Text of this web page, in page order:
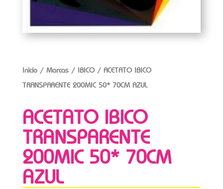
Inicio/ Marcas/ IBICO/ ACETATO IBICO
TRANSPARENTE 200MIC 50* 70CM AZUL
ACETATO IBICO
TRANSPARENTE
200MIC 50* 70CM
AZUL